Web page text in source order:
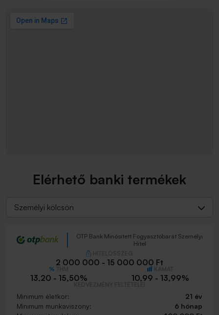
Elérhető banki termékek
Személyi kölcsön
OTP Bank Minősített Fogyasztóbarát Személyi
Hitel
2 000 000 - 15 000 000 Ft
13,20 - 15,50% 10,99 - 13,99%
Minimum életkor:
21 év
Minimum munkaviszony:
6 hónap